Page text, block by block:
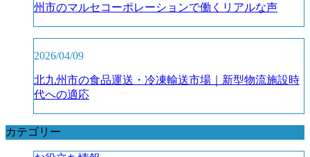
州市のマルセコーポレーションで働くリアルな声
2026/04/09
北九州市の食品運送・冷凍輸送市場｜新型物流施設時
代への適応
カテゴリー